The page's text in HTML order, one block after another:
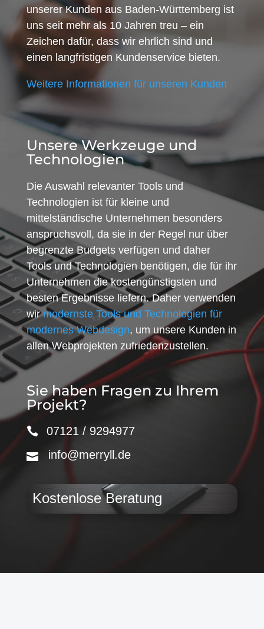
unserer Kunden aus Baden-Württemberg ist
uns seit mehr als 10 Jahren treu – ein
Zeichen dafür, dass wir ehrlich sind und
einen langfristigen Kundenservice bieten.
Weitere Informationen für unseren Kunden
Unsere Werkzeuge und
Technologien
Die Auswahl relevanter Tools und
Technologien ist für kleine und
mittelständische Unternehmen besonders
anspruchsvoll, da sie in der Regel nur über
begrenzte Budgets verfügen und daher
Tools und Technologien benötigen, die für ihr
Unternehmen die kostengünstigsten und
besten Ergebnisse liefern. Daher verwenden
wirmodernste Tools und Technologien für
modernes Webdesign, um unsere Kunden in
allen Webprojekten zufriedenzustellen.
Sie haben Fragen zu Ihrem
Projekt?
07121 / 9294977
info@merryll.de
Kostenlose Beratung